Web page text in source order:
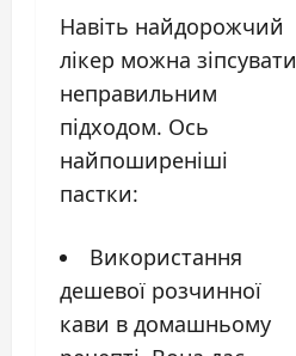
Навіть найдорожчий
лікер можна зіпсувати
неправильним
підходом. Ось
найпоширеніші
пастки:
Використання
дешевої розчинної
кави в домашньому